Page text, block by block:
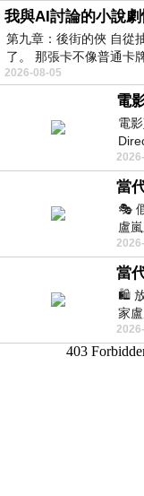
我與AI討論的小說劇
第九章：後街的俠 自從
了。 那張卡不像普通卡
2026-08-05
電
🎭
盧
運
🛍️
家
材